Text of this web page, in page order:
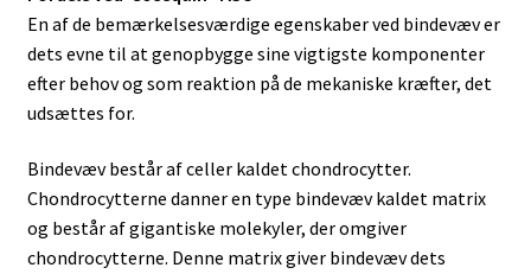
En af de bemærkelsesværdige egenskaber ved bindevæv er
dets evne til at genopbygge sine vigtigste komponenter
efter behov og som reaktion på de mekaniske kræfter, det
udsættes for.
Bindevæv består af celler kaldet chondrocytter.
Chondrocytterne danner en type bindevæv kaldet matrix
og består af gigantiske molekyler, der omgiver
chondrocytterne. Denne matrix giver bindevæv dets